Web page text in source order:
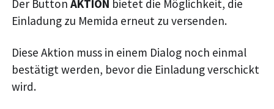
Der ButtonAKTION bietet die Möglichkeit, die
Einladung zu Memida erneut zu versenden.
Diese Aktion muss in einem Dialog noch einmal
bestätigt werden, bevor die Einladung verschickt
wird.